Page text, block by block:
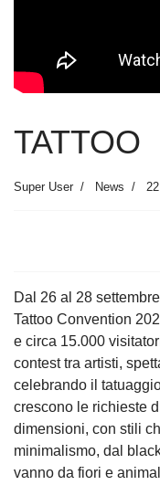
TATTOO
Super User News
Dal 26 al 28
Tattoo Convention
e circa 15.000
contest tra artisti,
celebrando il
crescono le richieste
dimensioni, con stili
minimalismo, dal
vanno da fiori e